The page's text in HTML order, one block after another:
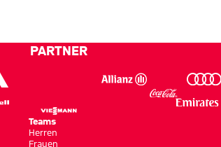
PARTNER
Teams
Herren
Frauen